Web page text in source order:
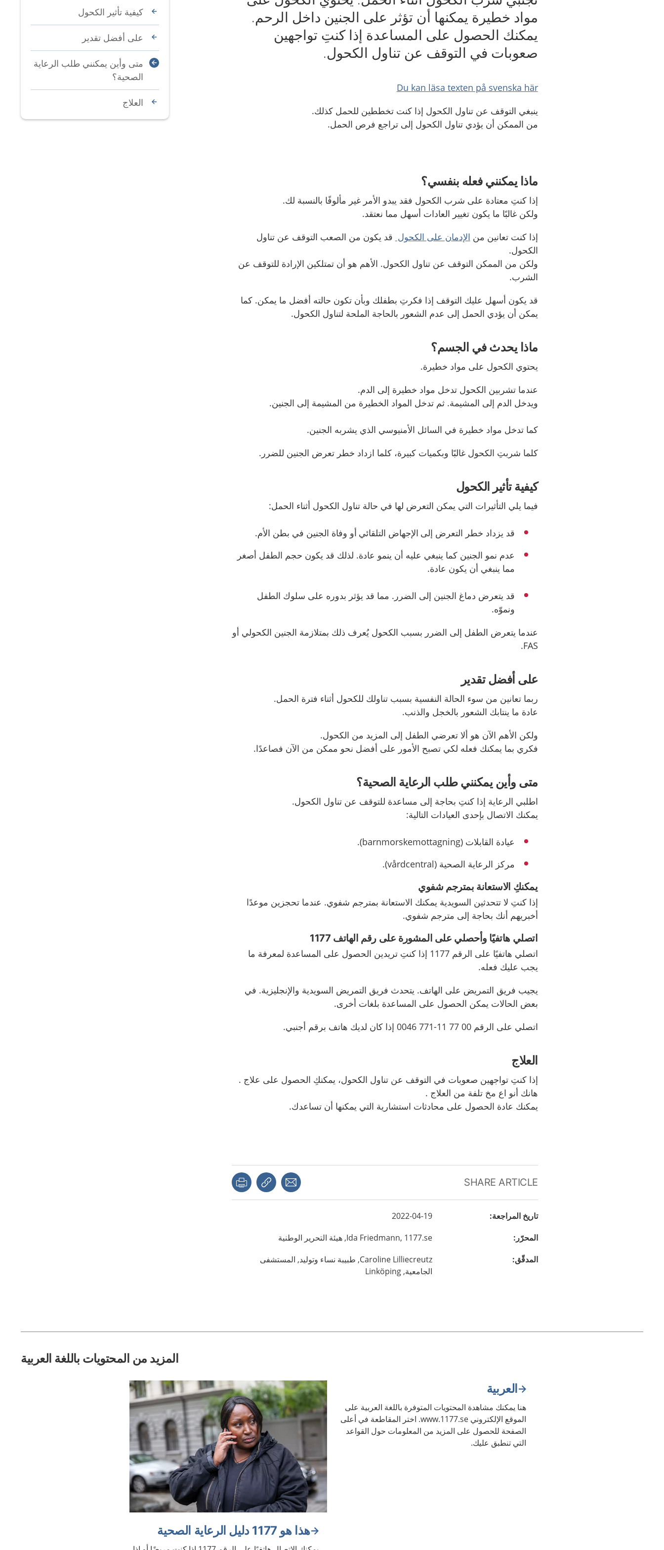
مواد خطيرة يمكنها أن تؤثر على الجنين داخل الرحم.
يمكنك الحصول على المساعدة إذا كنتِ تواجهين
صعوبات في التوقف عن تناول الكحول.
Du kan läsa texten på svenska här
ينبغي التوقف عن تناول الكحول إذا كنت تخططين للحمل كذلك.
من الممكن أن يؤدي تناول الكحول إلى تراجع فرص الحمل.
ماذا يمكنني فعله بنفسي؟
إذا كنتِ معتادة على شرب الكحول فقد يبدو الأمر غير مألوفًا بالنسبة لك.
ولكن غالبًا ما يكون تغيير العادات أسهل مما نعتقد.
إذا كنت تعانين من الإدمان على الكحول قد يكون من الصعب التوقف عن تناول
الكحول.
ولكن من الممكن التوقف عن تناول الكحول. الأهم هو أن تمتلكين الإرادة للتوقف عن
الشرب.
قد يكون أسهل عليك التوقف إذا فكرتِ بطفلك وبأن تكون حالته أفضل ما يمكن.كما
يمكن أن يؤدي الحمل إلى عدم الشعور بالحاجة الملحة لتناول الكحول.
ماذا يحدث في الجسم؟
يحتوي الكحول على مواد خطيرة.
عندما تشربين الكحول تدخل مواد خطيرة إلى الدم.
ويدخل الدم إلى المشيمة.ثم تدخل المواد الخطيرة من المشيمة إلى الجنين.
كما تدخل مواد خطيرة في السائل الأمنيوسي الذي يشربه الجنين.
كلما شربتِ الكحول غالبًا وبكميات كبيرة، كلما ازداد خطر تعرض الجنين للضرر .
كيفية تأثير الكحول
فيما يلي التأثيرات التي يمكن التعرض لها في حالة تناول الكحول أثناء الحمل:
قد يزداد خطر التعرض إلى الإجهاض التلقائي أو وفاة الجنين في بطن الأم.
عدم نمو الجنين كما ينبغي عليه أن ينمو عادة. لذلك قد يكون حجم الطفل أصغر
مما ينبغي أن يكون عادة.
قد يتعرض دماغ الجنين إلى الضرر . مما قد يؤثر بدوره على سلوك الطفل
ونموّه.
عندما يتعرض الطفل إلى الضرر بسبب الكحول يُعرف ذلك بمتلازمة الجنين الكحولي أو
FAS.
على أفضل تقدير
ربما تعانين من سوء الحالة النفسية بسبب تناولك للكحول أثناء فترة الحمل.
عادة ما ينتابك الشعور بالخجل والذنب.
ولكن الأهم الآن هو ألا تعرضي الطفل إلى المزيد من الكحول.
فكري بما يمكنك فعله لكي تصبح الأمور على أفضل نحو ممكن من الآن فصاعدًا.
متى وأين يمكنني طلب الرعاية الصحية؟
اطلبي الرعاية إذا كنتِ بحاجة إلى مساعدة للتوقف عن تناول الكحول.
يمكنك الاتصال بإحدى العيادات التالية:
عيادة القابلات(barnmorskemottagning).
مركز الرعاية الصحية(vårdcentral).
يمكنكِ الاستعانة بمترجم شفوي
إذا كنتِ لا تتحدثين السويدية يمكنك الاستعانة بمترجم شفوي. عندما تحجزين موعدًا
أخبريهم أنك بحاجة إلى مترجم شفوي.
اتصلي هاتفيًا وأحصلي على المشورة على رقم الهاتف 1177
اتصلي هاتفيًا على الرقم1177 إذا كنتِ تريدين الحصول على المساعدة لمعرفة ما
يجب عليك فعله.
يجيب فريق التمريض على الهاتف. يتحدث فريق التمريض السويدية والإنجليزية. في
بعض الحالات يمكن الحصول على المساعدة بلغات أخرى.
اتصلي على الرقم00 77 11-771 0046 إذا كان لديك هاتف برقم أجنبي.
العلاج
إذا كنتِ تواجھین صعوبات في التوقف عن تناول الكحول، یمكنكِ الحصول على علاج .
ھانك أنو اع مخ تلفة من العلاج .
يمكنك عادة الحصول على محادثات استشارية التي يمكنها أن تساعدك.
SHARE ARTICLE
Share with a friend
Copy link
تاريخ المراجعة:
2022-04-19
المحرّر :
Ida Friedmann, 1177.se, هيئة التحرير الوطنية
المدقّق:
Caroline Lilliecreutz, طبيبة نساء وتوليد, المستشفى
الجامعية, Linköping
كيفية تأثير الكحول
على أفضل تقدير
متى وأين يمكنني طلب الرعاية
الصحية؟
العلاج
المزيد من المحتويات باللغة العربية
العربية
هنا يمكنك مشاهدة المحتويات المتوفرة باللغة العربية على
الموقع الإلكتروني www.1177.se. اختر المقاطعة في أعلى
الصفحة للحصول على المزيد من المعلومات حول القواعد
التي تنطبق عليك.
هذا هو 1177 دليل الرعاية الصحية